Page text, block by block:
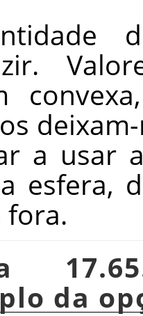
a usar
esfera,
fora.
da